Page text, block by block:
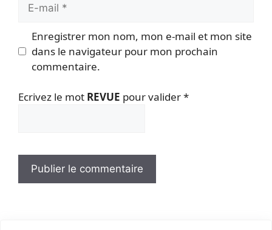
mail
Enregistrer mon nom, mon e-mail et mon site
dans le navigateur pour mon prochain
commentaire.
Ecrivez le mot REVUE pour valider*